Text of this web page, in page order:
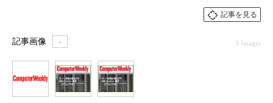
記事を見る
記事画像 ＋ 3 Images